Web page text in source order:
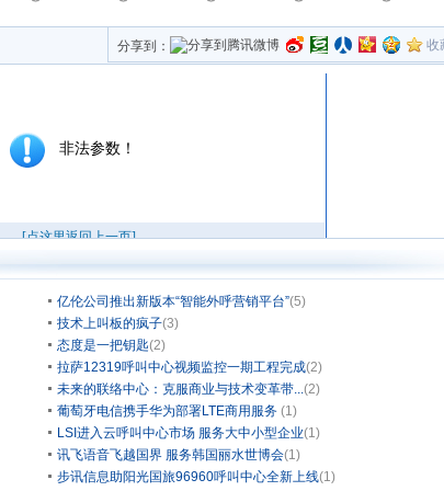
分享到： 收
亿伦公司推出新版本“智能外呼营销平台”(5)
技术上叫板的疯子(3)
态度是一把钥匙(2)
拉萨12319呼叫中心视频监控一期工程完成(2)
未来的联络中心：克服商业与技术变革带...(2)
葡萄牙电信携手华为部署LTE商用服务 (1)
LSI进入云呼叫中心市场 服务大中小型企业(1)
讯飞语音飞越国界 服务韩国丽水世博会(1)
步讯信息助阳光国旅96960呼叫中心全新上线(1)